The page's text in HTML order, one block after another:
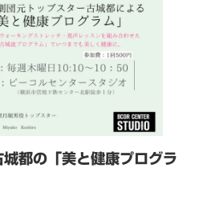
都の「美と健康プログラ